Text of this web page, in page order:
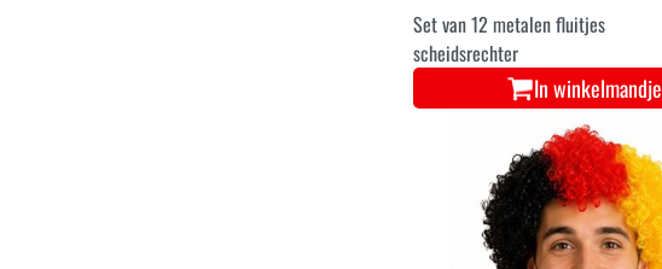
Set van 12 metalen fluitjes
scheidsrechter
In winkelmandje